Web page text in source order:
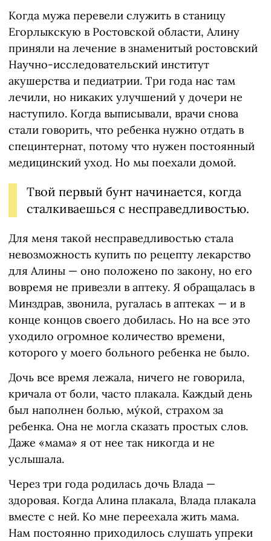
Когда мужа перевели служить в станицу
Егорлыкскую в Ростовской области, Алину
приняли на лечение в знаменитый ростовский
Научно-исследовательский институт
акушерства и педиатрии. Три года нас там
лечили, но никаких улучшений у дочери не
наступило. Когда выписывали, врачи снова
стали говорить, что ребенка нужно отдать в
специнтернат, потому что нужен постоянный
медицинский уход. Но мы поехали домой.
Твой первый бунт начинается, когда
сталкиваешься с несправедливостью.
Для меня такой несправедливостью стала
невозможность купить по рецепту лекарство
для Алины — оно положено по закону, но его
вовремя не привезли в аптеку. Я обращалась в
Минздрав, звонила, ругалась в аптеках — и в
конце концов своего добилась. Но на все это
уходило огромное количество времени,
которого у моего больного ребенка не было.
Дочь все время лежала, ничего не говорила,
кричала от боли, часто плакала. Каждый день
был наполнен болью, мýкой, страхом за
ребенка. Она не могла сказать простых слов.
Даже «мама» я от нее так никогда и не
услышала.
Через три года родилась дочь Влада —
здоровая. Когда Алина плакала, Влада плакала
вместе с ней. Ко мне переехала жить мама.
Нам постоянно приходилось слушать упреки